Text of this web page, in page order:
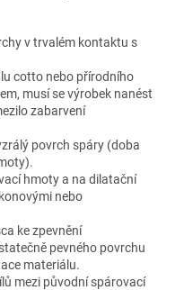
v trvalém kontaktu s
cotto nebo přírodního
musí se výrobek nanést
zabarvení
povrch spáry (doba
hmoty a na dilatační
nebo
ke zpevnění
pevného povrchu
materiálu.
mezi původní spárovací